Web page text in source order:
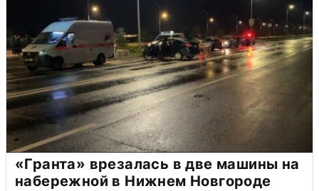
«Гранта» врезалась в две машины на
набережной в Нижнем Новгороде